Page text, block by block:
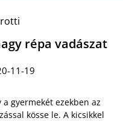
répa vadászat
11-19
gyermekét ezekben az
kösse le. A kicsikkel